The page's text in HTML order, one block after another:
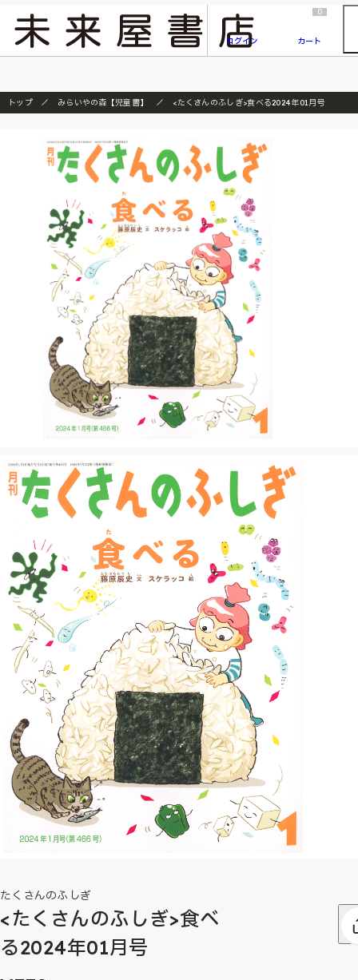
『ONE PIECE magazine 021 ONE PIECEカード付き同梱版』発売延期のご案内
ログイン
0
カート
トップ みらいやの森【児童書】 <たくさんのふしぎ>食べる2024年01月号
たくさんのふしぎ
<たくさんのふしぎ>食べ
る2024年01月号